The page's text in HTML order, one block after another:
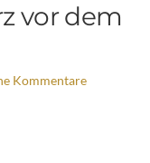
vor dem
Kommentare